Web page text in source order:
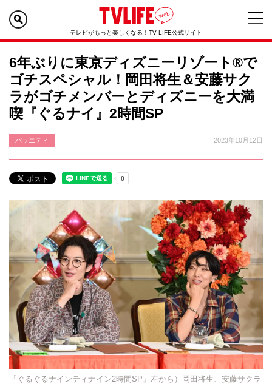
テレビがもっと楽しくなる！TV LIFE公式サイト
6年ぶりに東京ディズニーリゾート®︎で
ゴチスペシャル！岡田将生＆安藤サク
ラがゴチメンバーとディズニーを大満
喫『ぐるナイ』2時間SP
バラエティ 2023年10月12日
『ぐるぐるナインティナイン2時間SP』左から）岡田将生、安藤サクラ